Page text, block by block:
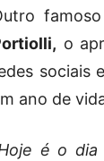
o
sociais
ano de
é o dia